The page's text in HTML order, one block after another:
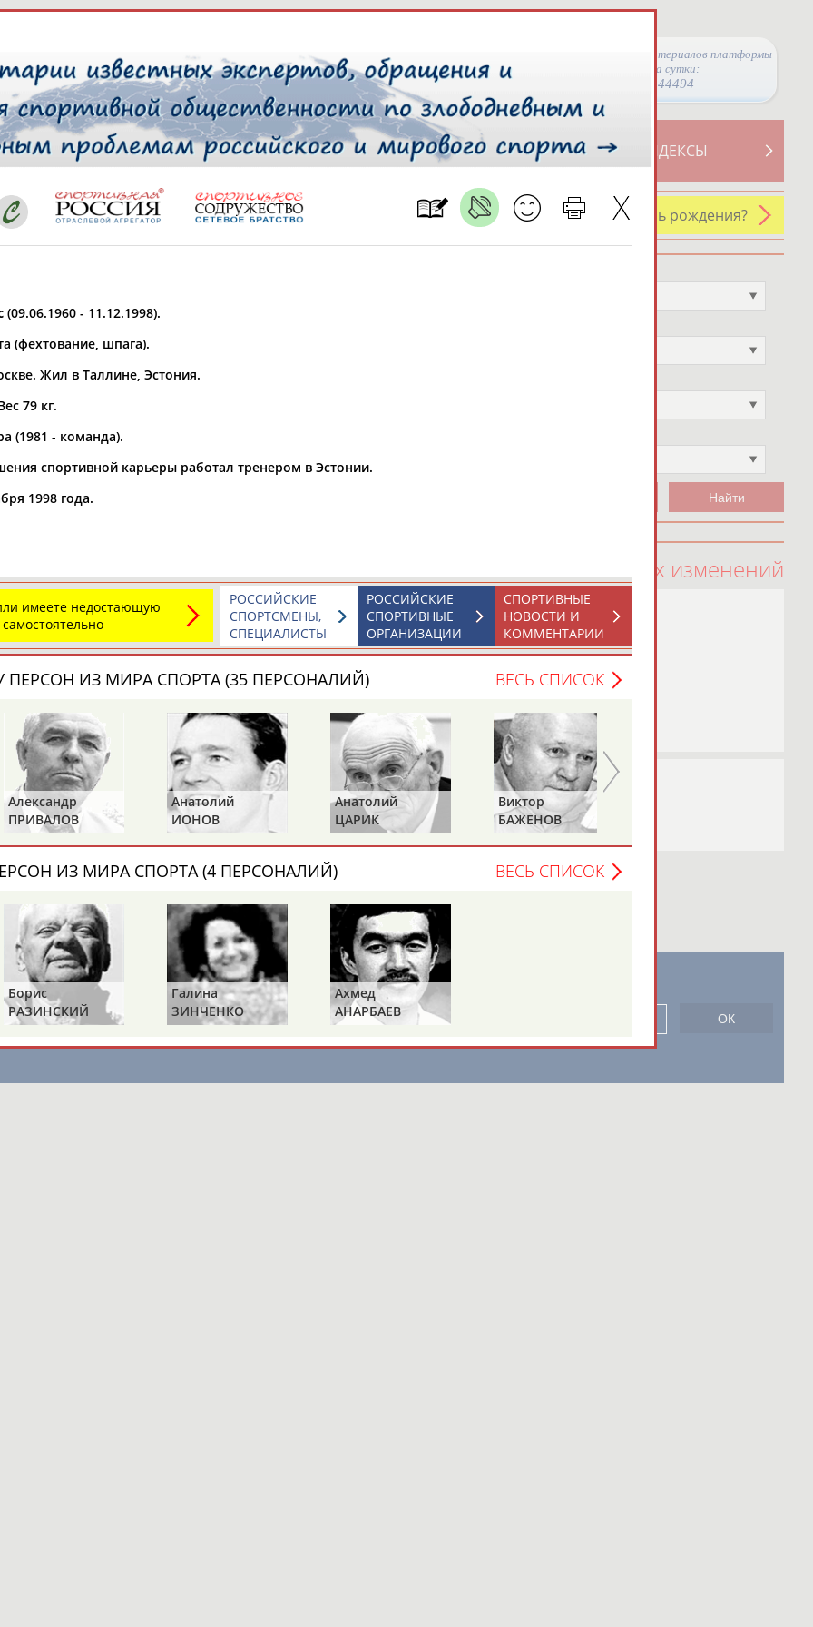
Просмотры материалов платформы
за сутки:
44494
СВОДНЫЕ ИНДЕКСЫ
ТАБЛО АКТИВНОСТИ
РЕСУРСНАЯ ПЛОЩАДКА
У кого сегодня день рождения?
проживания
рождения
год по год
100 последних изменений
Адресов в новостной рассылке: 996
Подпишись
(09.06.1960 - 11.12.1998).
(фехтование, шпага).
Жил в Таллине, Эстония.
79 кг.
(1981 - команда).
спортивной карьеры работал тренером в Эстонии.
1998 года.
имеете недостающую
СПОРТИВНЫЕ
НОВОСТИ И
КОММЕНТАРИИ
РОССИЙСКИЕ
СПОРТИВНЫЕ
ОРГАНИЗАЦИИ
РОССИЙСКИЕ
СПОРТСМЕНЫ,
СПЕЦИАЛИСТЫ
ПЕРСОН ИЗ МИРА СПОРТА (35 ПЕРСОНАЛИЙ) ВЕСЬ СПИСОК
Анатолий
ИОНОВ
Анатолий
ЦАРИК
Виктор
БАЖЕНОВ
Василий
СТАНКОВИЧ
ИЗ МИРА СПОРТА (4 ПЕРСОНАЛИЙ) ВЕСЬ СПИСОК
Борис
РАЗИНСКИЙ
Галина
ЗИНЧЕНКО
Ахмед
АНАРБАЕВ